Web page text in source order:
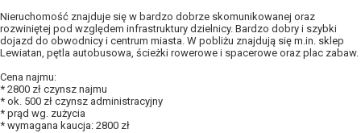
Nieruchomość znajduje się w bardzo dobrze skomunikowanej oraz
rozwiniętej pod względem infrastruktury dzielnicy. Bardzo dobry i szybki
dojazd do obwodnicy i centrum miasta. W pobliżu znajdują się m.in. sklep
Lewiatan, pętla autobusowa, ścieżki rowerowe i spacerowe oraz plac zabaw.
Cena najmu:
* 2800 zł czynsz najmu
* ok. 500 zł czynsz administracyjny
* prąd wg. zużycia
* wymagana kaucja: 2800 zł